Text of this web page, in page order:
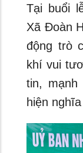
Tại buổi
Xã Đoàn
động trò
khí vui
tin,
hiện